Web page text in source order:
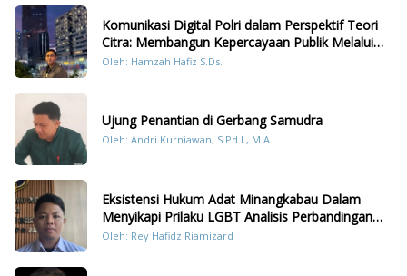
Komunikasi Digital Polri dalam Perspektif Teori
Citra: Membangun Kepercayaan Publik Melalui
Konten Humanis Kesiapsiagaan Bencana di
Oleh: Hamzah Hafiz S.Ds.
Ujung Penantian di Gerbang Samudra
Oleh: Andri Kurniawan, S.Pd.I., M.A.
Eksistensi Hukum Adat Minangkabau Dalam
Menyikapi Prilaku LGBT Analisis Perbandingan
Dengan Hukum Pidana
Oleh: Rey Hafidz Riamizard